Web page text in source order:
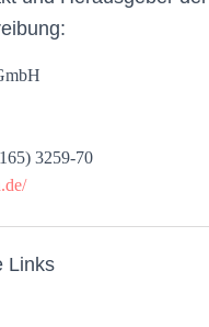
3259-70
Links